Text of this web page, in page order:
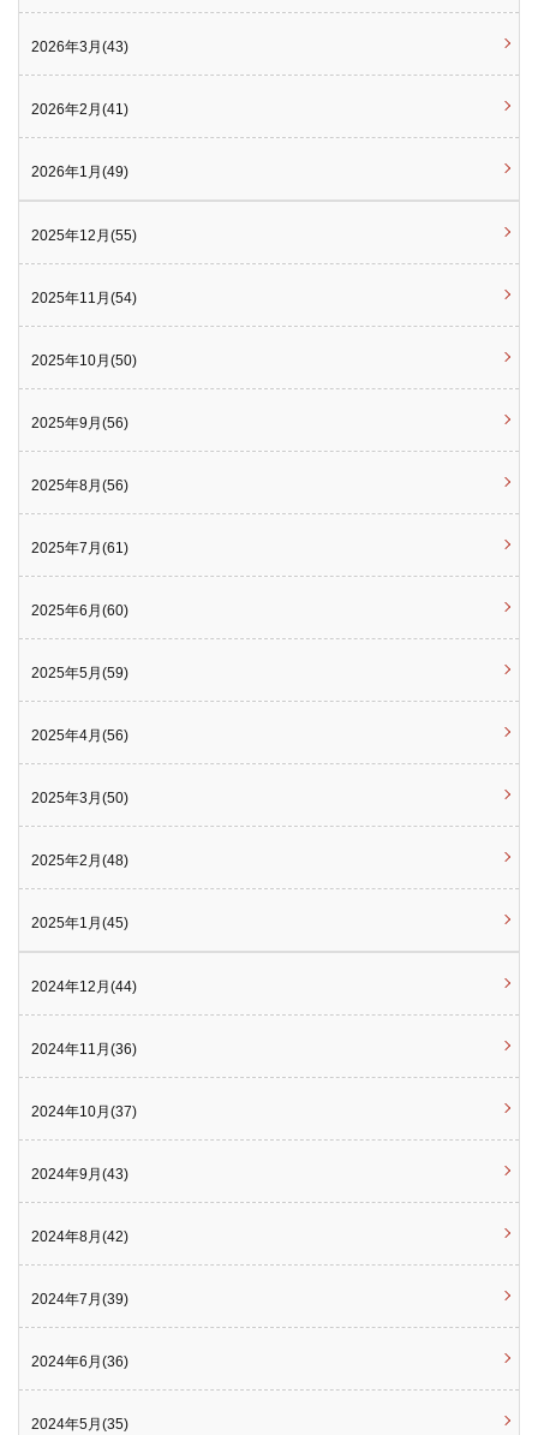
2026年3月(43)
2026年2月(41)
2026年1月(49)
2025年12月(55)
2025年11月(54)
2025年10月(50)
2025年9月(56)
2025年8月(56)
2025年7月(61)
2025年6月(60)
2025年5月(59)
2025年4月(56)
2025年3月(50)
2025年2月(48)
2025年1月(45)
2024年12月(44)
2024年11月(36)
2024年10月(37)
2024年9月(43)
2024年8月(42)
2024年7月(39)
2024年6月(36)
2024年5月(35)